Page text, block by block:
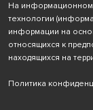
На информационном
технологии
информации на
относящихся к
находящихся на
Политика